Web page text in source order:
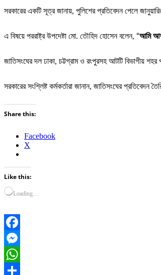
সরকারের একটি সূত্র জানায়, পুলিশের প্রতিবেদন পেলে
এ বিষয়ে পররাষ্ট্র উপদেষ্টা মো. তৌহিদ হোসেন বলেন, “আমি
জাতিসংঘের দল ঢাকা, চট্টগ্রাম ও রংপুরসহ আটটি বিভাগীয়
সরকারের সংশ্লিষ্ট কর্মকর্তারা জানান, জাতিসংঘের
Share this:
Facebook
X
Like this:
Loading…
Facebook
Messenger
WhatsApp